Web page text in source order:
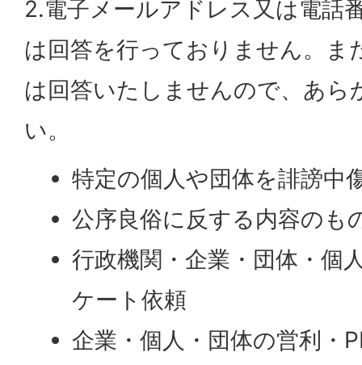
2.電子メールアドレス又は電話
は回答を行っておりません。ま
は回答いたしませんので、あら
い。
特定の個人や団体を誹謗中
公序良俗に反する内容のも
行政機関・企業・団体・個
ケート依頼
企業・個人・団体の営利・